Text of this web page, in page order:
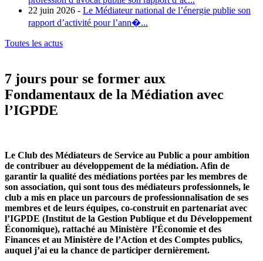
22 juin 2026 - Le Médiateur national de l’énergie publie son
rapport d’activité pour l’ann�...
Toutes les actus
7 jours pour se former aux
Fondamentaux de la Médiation avec
l’IGPDE
Le Club des Médiateurs de Service au Public a pour ambition
de contribuer au développement de la médiation. Afin de
garantir la qualité des médiations portées par les membres de
son association, qui sont tous des médiateurs professionnels, le
club a mis en place un parcours de professionnalisation de ses
membres et de leurs équipes, co-construit en partenariat avec
l’IGPDE (Institut de la Gestion Publique et du Développement
Économique), rattaché au Ministère l’Économie et des
Finances et au Ministère de l’Action et des Comptes publics,
auquel j’ai eu la chance de participer dernièrement.